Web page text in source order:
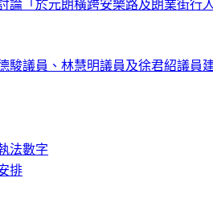
論「於元朗橫跨安樂路及朗業街行
駿議員、林慧明議員及徐君紹議員
法數字
排